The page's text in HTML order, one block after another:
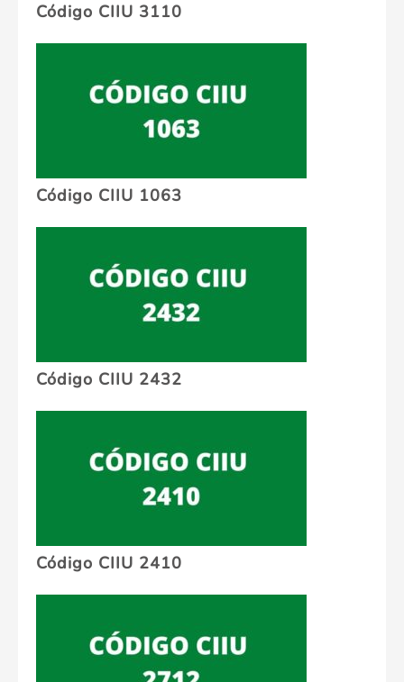
Código CIIU 3110
Código CIIU 1063
Código CIIU 2432
Código CIIU 2410